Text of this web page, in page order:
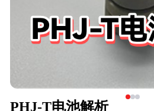
PHJ-T电池解析